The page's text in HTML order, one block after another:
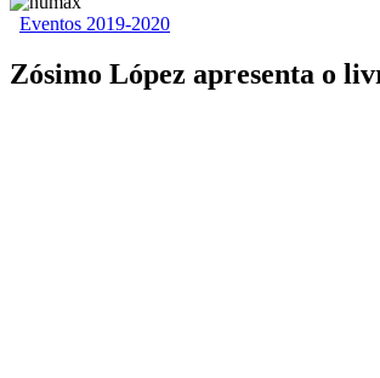
Eventos 2019-2020
Zósimo López apresenta o